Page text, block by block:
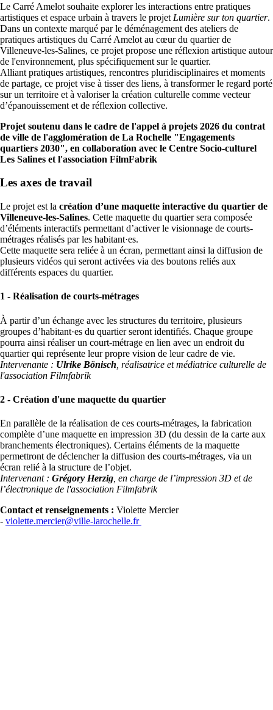
Le Carré Amelot souhaite explorer les interactions entre pratiques
artistiques et espace urbain à travers le projet Lumière sur ton quartier.
Dans un contexte marqué par le déménagement des ateliers de
pratiques artistiques du Carré Amelot au cœur du quartier de
Villeneuve-les-Salines, ce projet propose une réflexion artistique autour
de l'environnement, plus spécifiquement sur le quartier.
Alliant pratiques artistiques, rencontres pluridisciplinaires et moments
de partage, ce projet vise à tisser des liens, à transformer le regard porté
sur un territoire et à valoriser la création culturelle comme vecteur
d’épanouissement et de réflexion collective.
Projet soutenu dans le cadre de l'appel à projets 2026 du contrat
de ville de l'agglomération de La Rochelle "Engagements
quartiers 2030", en collaboration avec le Centre Socio-culturel
Les Salines et l'association FilmFabrik
Les axes de travail
Le projet est la création d’une maquette interactive du quartier de
Villeneuve-les-Salines. Cette maquette du quartier sera composée
d’éléments interactifs permettant d’activer le visionnage de courts-
métrages réalisés par les habitant·es.
Cette maquette sera reliée à un écran, permettant ainsi la diffusion de
plusieurs vidéos qui seront activées via des boutons reliés aux
différents espaces du quartier.
1 - Réalisation de courts-métrages
À partir d’un échange avec les structures du territoire, plusieurs
groupes d’habitant·es du quartier seront identifiés. Chaque groupe
pourra ainsi réaliser un court-métrage en lien avec un endroit du
quartier qui représente leur propre vision de leur cadre de vie.
Intervenante : Ulrike Bönisch , réalisatrice et médiatrice culturelle de
l'association Filmfabrik
2 - Création d'une maquette du quartier
En parallèle de la réalisation de ces courts-métrages, la fabrication
complète d’une maquette en impression 3D (du dessin de la carte aux
branchements électroniques). Certains éléments de la maquette
permettront de déclencher la diffusion des courts-métrages, via un
écran relié à la structure de l’objet.
Intervenant : Grégory Herzig , en charge de l’impression 3D et de
l’électronique de l'association Filmfabrik
Contact et renseignements : Violette Mercier
- violette.mercier@ville-larochelle.fr